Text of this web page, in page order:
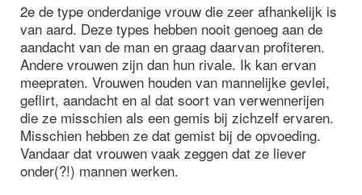
2e de type onderdanige vrouw die zeer afhankelijk is
van aard. Deze types hebben nooit genoeg aan de
aandacht van de man en graag daarvan profiteren.
Andere vrouwen zijn dan hun rivale. Ik kan ervan
meepraten. Vrouwen houden van mannelijke gevlei,
geflirt, aandacht en al dat soort van verwennerijen
die ze misschien als een gemis bij zichzelf ervaren.
Misschien hebben ze dat gemist bij de opvoeding.
Vandaar dat vrouwen vaak zeggen dat ze liever
onder(?!) mannen werken.